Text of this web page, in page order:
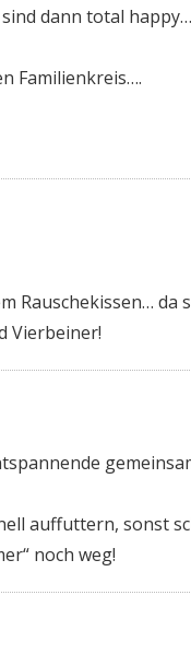
dann total
Familienkreis….
Rauschekissen… da
Vierbeiner!
auffuttern, sonst
noch weg!